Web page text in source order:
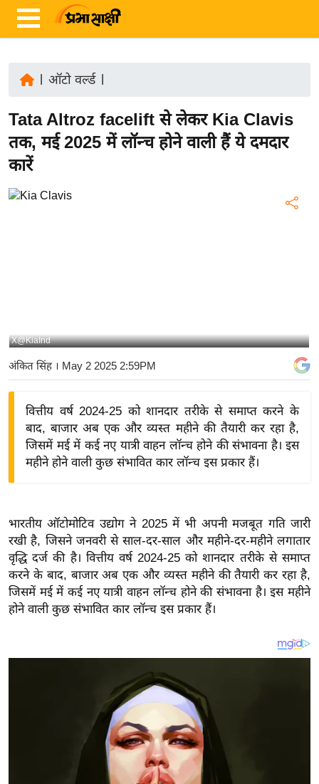
ज़ा
ख
र
रा
य
बि
ज़
द्यो
त
वि
शे
ष
ज्ञ
ऑटो वर्ल्ड|
Tata Altroz facelift से लेकर Kia Clavis
तक, मई 2025 में लॉन्च होने वाली हैं ये दमदार
कारें
X@KiaInd
अंकित सिंह। May 2 2025 2:59PM
वित्तीय वर्ष 2024-25 को शानदार तरीके से समाप्त करने के
बाद, बाजार अब एक और व्यस्त महीने की तैयारी कर रहा है,
जिसमें मई में कई नए यात्री वाहन लॉन्च होने की संभावना है। इस
महीने होने वाली कुछ संभावित कार लॉन्च इस प्रकार हैं।
भारतीय ऑटोमोटिव उद्योग ने 2025 में भी अपनी मजबूत गति जारी
रखी है, जिसने जनवरी से साल-दर-साल और महीने-दर-महीने लगातार
वृद्धि दर्ज की है। वित्तीय वर्ष 2024-25 को शानदार तरीके से समाप्त
करने के बाद, बाजार अब एक और व्यस्त महीने की तैयारी कर रहा है,
जिसमें मई में कई नए यात्री वाहन लॉन्च होने की संभावना है। इस महीने
होने वाली कुछ संभावित कार लॉन्च इस प्रकार हैं।